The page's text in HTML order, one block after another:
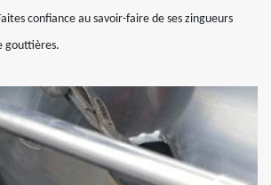
confiance au savoir-faire de ses zingueurs
gouttières.